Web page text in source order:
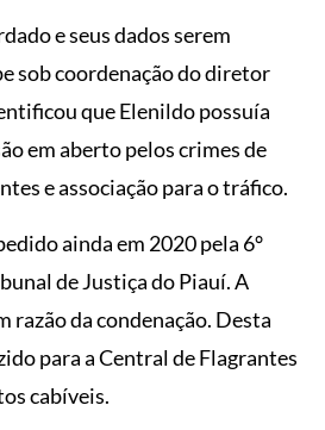
e seus dados serem
sob coordenação do diretor
que Elenildo possuía
em aberto pelos crimes de
e associação para o tráfico.
ainda em 2020 pela 6°
de Justiça do Piauí. A
razão da condenação. Desta
para a Central de Flagrantes
cabíveis.